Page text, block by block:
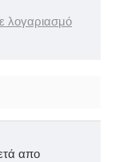
λογαριασμό
απο